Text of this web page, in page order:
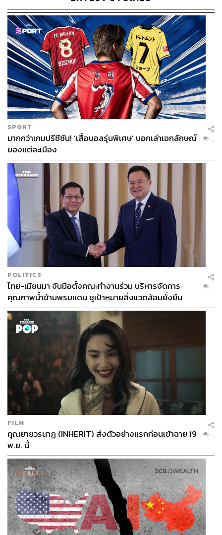
SPORT
มากกว่าเกมปรีซีซัน! ‘เสื้อบอลรุ่นพิเศษ’ บอกเล่าเอกลักษณ์
ของแต่ละเมือง
...
POLITICS
ไทย-เมียนมา จับมือตั้งคณะทำงานร่วม บริหารจัดการ
คุณภาพน้ำข้ามพรมแดน ชูเป้าหมายสิ่งแวดล้อมยั่งยืน
...
FILM
คุณยายวรนาฏ (INHERIT) ส่งตัวอย่างแรกก่อนเข้าฉาย 19
พ.ย. นี้
...